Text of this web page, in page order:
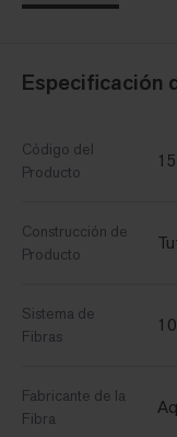
Especificación
Código del
Producto
Construcción de
Producto
Sistema de
Fibras
Fabricante de la
Fibra